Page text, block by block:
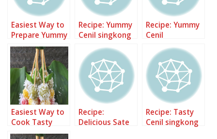
Easiest Way to
Prepare Yummy
Sate Cenil
Singkong
Recipe: Yummy
Cenil singkong
Recipe: Yummy
Cenil
Singkong/Sentil
ing/Ongol-
Ongol Pelangi?
Easiest Way to
Cook Tasty
Cenil Singkong
Recipe:
Delicious Sate
Recipe: Tasty
Cenil singkong